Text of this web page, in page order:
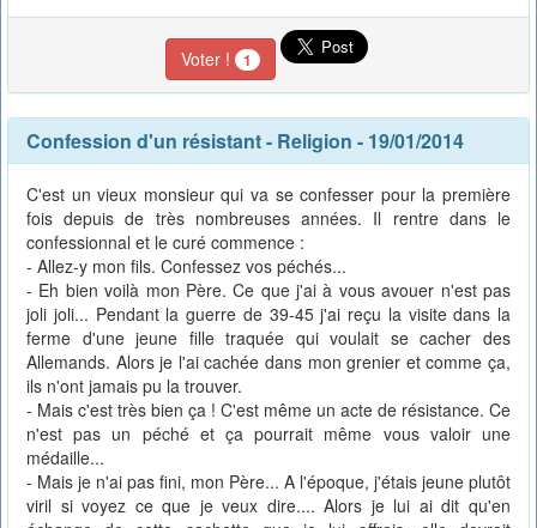
Voter ! 1
Confession d'un résistant- Religion - 19/01/2014
C'est un vieux monsieur qui va se confesser pour la première
fois depuis de très nombreuses années. Il rentre dans le
confessionnal et le curé commence :
- Allez-y mon fils. Confessez vos péchés...
- Eh bien voilà mon Père. Ce que j'ai à vous avouer n'est pas
joli joli... Pendant la guerre de 39-45 j'ai reçu la visite dans la
ferme d'une jeune fille traquée qui voulait se cacher des
Allemands. Alors je l'ai cachée dans mon grenier et comme ça,
ils n'ont jamais pu la trouver.
- Mais c'est très bien ça ! C'est même un acte de résistance. Ce
n'est pas un péché et ça pourrait même vous valoir une
médaille...
- Mais je n'ai pas fini, mon Père... A l'époque, j'étais jeune plutôt
viril si voyez ce que je veux dire.... Alors je lui ai dit qu'en